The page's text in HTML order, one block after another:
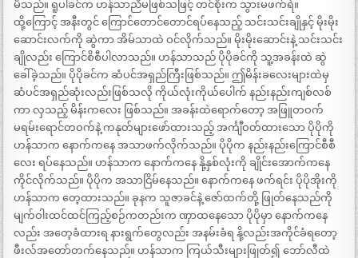
မိသည်။ ရူပါခင်က ဟန်သာညီမဖြစ်သဖြင့် တင်စိုးက သွားမဖက်ရဲ။
ထို့ကြောင့် အနီးတွင် ကြောင်တောင်တောင်ရပ်နေသည့် သင်းသင်းချိုနှင့် မိုးမိုး
ဆောင်းလက်ကို ဆွဲကာ အိမ်သာထဲ ဝင်လိုက်သည်။ မိုးမိုးဆောင်းနဲ့ သင်းသင်း
ချိုလည်း ကြောင်စိစီပါလာသည်။ ဟန်သာသည် ပိုပိုခင်ကို သူ့အခန်းထဲ ဆွဲ
ခေါ်ခဲ့သည်။ ပိုပိုခင်က ဆံပင်အရှည်ကြီးဖြစ်သည်။ ဤမိန်းခလေးများထဲမှ
ဆံပင်အရှည်ဆုံးလည်းဖြစ်သလို ကိုယ်လုံးကိုယ်ပေါက် နည်းနည်းကျစ်လစ်
ကာ လှသည့် မိန်းကလေး ဖြစ်သည်။ အခန်းထဲရောက်တော့ အဖြူတဝက်
မရမ်းရောင်တဝက်နဲ့ ကနုတ်များဖော်ထားသည့် အင်္ကျီဝတ်ထားသော ပိုပိုကို
ဟန်သာက နောက်ကနေ အသာဖက်လိုက်သည်။ ပိုပိုက နည်းနည်းကြောင်စီစီ
လေး ရပ်နေသည်။ ဟန်သာက နောက်ကနေ နို့နှစ်လုံးကို ချိုင်းအောက်ကနေ
ကိုင်လိုက်သည်။ ပိုပိုက အသာငြိမ်နေသည်။ နောက်ကနေ ဖက်ရင်း ပိုပိုအိုးကို
ဟန်သာက တေ့ထားသည်။ ခုနက သူဇာခင်နဲ့ ဇော်ထက်တို့ ဖြုတ်နေသည်ကို
မျက်ဝါးထင်ထင်ကြည့်စဉ်ကတည်းက ဏှာထနေသော ပိုပိုမှာ နောက်ကနေ
လည်း အတေ့ခံထားရ နားရွက်တွေလည်း အနမ်းခံရ နို့လည်းအကိုင်ခံရတော့
ဖီးလ်အတော်တက်နေသည်။ ဟန်သာက ကြယ်သီးများဖြုတ်၍ ဘော်လီထဲ